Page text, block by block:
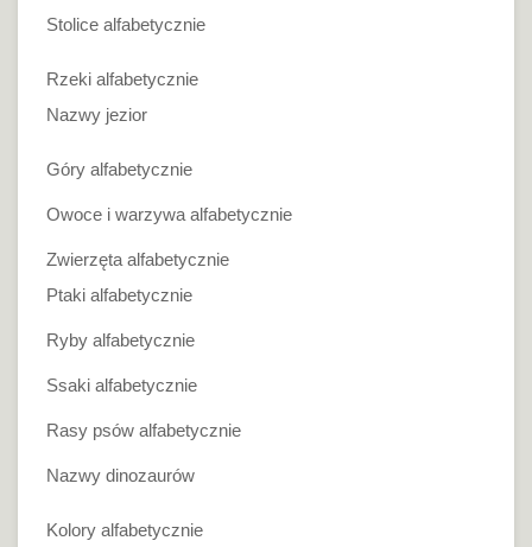
Stolice alfabetycznie
Rzeki alfabetycznie
Nazwy jezior
Góry alfabetycznie
Owoce i warzywa alfabetycznie
Zwierzęta alfabetycznie
Ptaki alfabetycznie
Ryby alfabetycznie
Ssaki alfabetycznie
Rasy psów alfabetycznie
Nazwy dinozaurów
Kolory alfabetycznie